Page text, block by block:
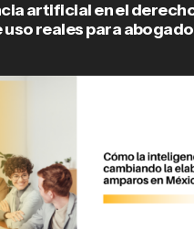
artificial en el
uso reales para